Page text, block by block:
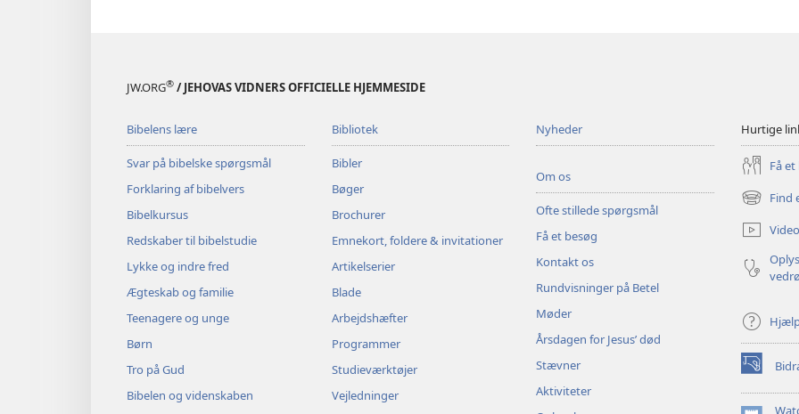
JW.ORG® / JEHOVAS VIDNERS OFFICIELLE HJEMMESIDE
Bibelens lære
Svar på bibelske spørgsmål
Forklaring af bibelvers
Bibelkursus
Redskaber til bibelstudie
Lykke og indre fred
Ægteskab og familie
Teenagere og unge
Børn
Tro på Gud
Bibelen og videnskaben
Bibliotek
Bibler
Bøger
Brochurer
Emnekort, foldere & invitationer
Artikelserier
Blade
Arbejdshæfter
Programmer
Studieværktøjer
Vejledninger
Nyheder
Om os
Ofte stillede spørgsmål
Få et besøg
Kontakt os
Rundvisninger på Betel
Møder
Årsdagen for Jesus’ død
Stævner
Aktiviteter
Hurtige
Få
Find
(åbner
nyt
vindue)
(åbner
nyt
vindue)